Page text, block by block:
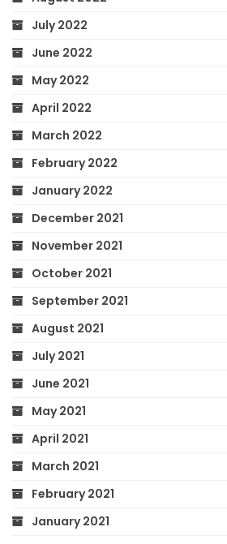
July 2022
June 2022
May 2022
April 2022
March 2022
February 2022
January 2022
December 2021
November 2021
October 2021
September 2021
August 2021
July 2021
June 2021
May 2021
April 2021
March 2021
February 2021
January 2021